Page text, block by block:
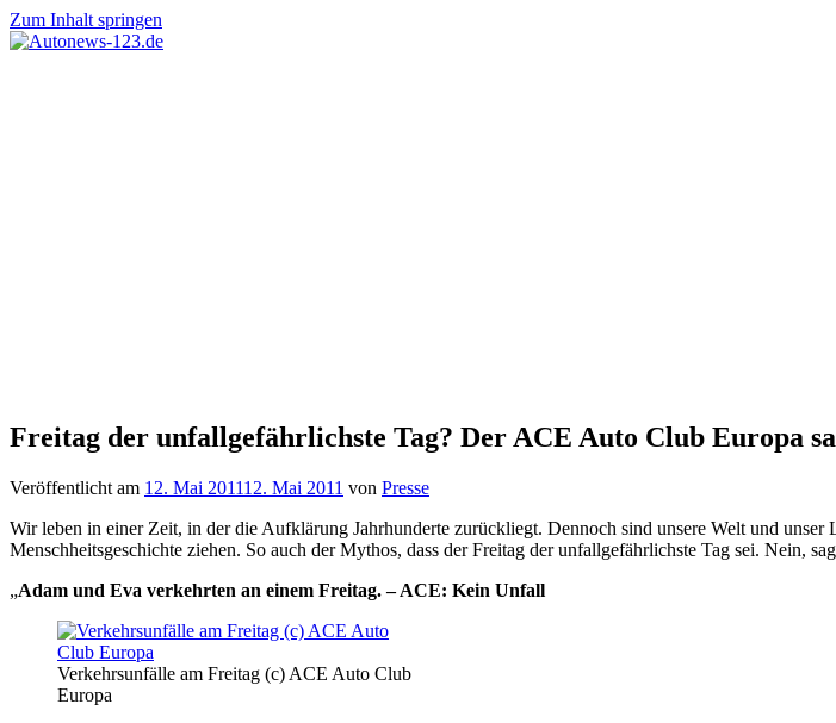
Zum Inhalt springen
Freitag der unfallgefährlichste Tag? Der ACE Auto Club Europa
Veröffentlicht am 12. Mai 201112. Mai 2011 von Presse
Wir leben in einer Zeit, in der die Aufklärung Jahrhunderte zurückliegt. Dennoch sind unsere Welt und
Menschheitsgeschichte ziehen. So auch der Mythos, dass der Freitag der unfallgefährlichste Tag sei. Nein,
„Adam und Eva verkehrten an einem Freitag. – ACE: Kein Unfall
Verkehrsunfälle am Freitag (c) ACE Auto Club
Europa